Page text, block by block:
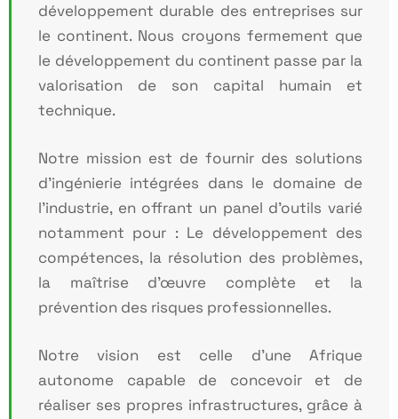
développement durable des entreprises sur
le continent. Nous croyons fermement que
le développement du continent passe par la
valorisation de son capital humain et
technique.
Notre mission est de fournir des solutions
d’ingénierie intégrées dans le domaine de
l’industrie, en offrant un panel d’outils varié
notamment pour : Le développement des
compétences, la résolution des problèmes,
la maîtrise d’œuvre complète et la
prévention des risques professionnelles.
Notre vision est celle d’une Afrique
autonome capable de concevoir et de
réaliser ses propres infrastructures, grâce à